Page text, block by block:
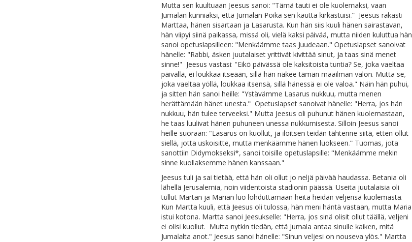
Mutta sen kuultuaan Jeesus sanoi: "Tämä tauti ei ole kuolemaksi, vaan
Jumalan kunniaksi, että Jumalan Poika sen kautta kirkastuisi." Jeesus rakasti
Marttaa, hänen sisartaan ja Lasarusta. Kun hän siis kuuli hänen sairastavan,
hän viipyi siinä paikassa, missä oli, vielä kaksi päivää, mutta niiden kuluttua hän
sanoi opetuslapsilleen: "Menkäämme taas Juudeaan." Opetuslapset sanoivat
hänelle: "Rabbi, äsken juutalaiset yrittivät kivittää sinut, ja taas sinä menet
sinne!" Jeesus vastasi: "Eikö päivässä ole kaksitoista tuntia? Se, joka vaeltaa
päivällä, ei loukkaa itseään, sillä hän näkee tämän maailman valon. Mutta se,
joka vaeltaa yöllä, loukkaa itsensä, sillä hänessä ei ole valoa." Näin hän puhui,
ja sitten hän sanoi heille: "Ystävämme Lasarus nukkuu, mutta menen
herättämään hänet unesta." Opetuslapset sanoivat hänelle: "Herra, jos hän
nukkuu, hän tulee terveeksi." Mutta Jeesus oli puhunut hänen kuolemastaan,
he taas luulivat hänen puhuneen unessa nukkumisesta. Silloin Jeesus sanoi
heille suoraan: "Lasarus on kuollut, ja iloitsen teidän tähtenne siitä, etten ollut
siellä, jotta uskoisitte, mutta menkäämme hänen luokseen." Tuomas, jota
sanottiin Didymokseksi*, sanoi toisille opetuslapsille: "Menkäämme mekin
sinne kuollaksemme hänen kanssaan."
Jeesus tuli ja sai tietää, että hän oli ollut jo neljä päivää haudassa. Betania oli
lähellä Jerusalemia, noin viidentoista stadionin päässä. Useita juutalaisia oli
tullut Martan ja Marian luo lohduttamaan heitä heidän veljensä kuolemasta.
Kun Martta kuuli, että Jeesus oli tulossa, hän meni häntä vastaan, mutta Maria
istui kotona. Martta sanoi Jeesukselle: "Herra, jos sinä olisit ollut täällä, veljeni
ei olisi kuollut. Mutta nytkin tiedän, että Jumala antaa sinulle kaiken, mitä
Jumalalta anot." Jeesus sanoi hänelle: "Sinun veljesi on nouseva ylös." Martta